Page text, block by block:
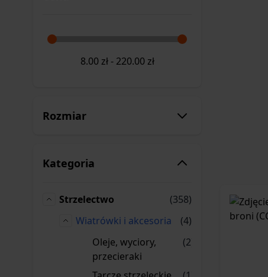
8.00 zł - 220.00 zł
Rozmiar
Kategoria
Strzelectwo
Strzelectwo (358) produkty
Wiatrówki i akcesoria
Wiatrówki i akcesoria (4) produkty
Oleje, wyciory, przecieraki
Oleje, wyciory,
przecieraki
(2)